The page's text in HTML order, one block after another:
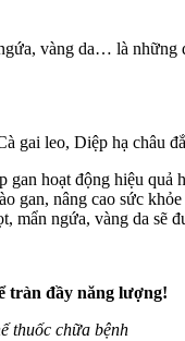
vàng da… là
gai leo, Diệp hạ châu
gan hoạt động hiệu quả
gan, nâng cao sức khỏe
mẩn ngứa, vàng da sẽ
tràn đầy năng lượng!
thuốc chữa bệnh